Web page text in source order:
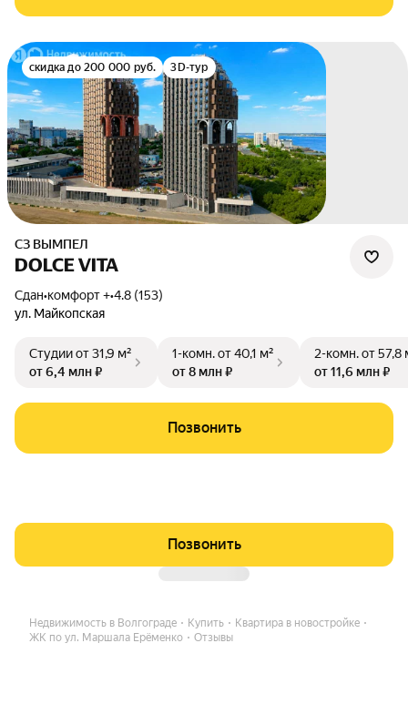
скидка до 200 000 руб. 3D-тур
СЗ ВЫМПЕЛ
DOLCE VITA
Сдан•комфорт +•4.8 (153)
ул. Майкопская
Студииот 31,9 м²
от 6,4 млн ₽
1-комн.от 40,1 м²
от 8 млн ₽
2-комн.от 57,8
от 11,6 млн ₽
Позвонить
Позвонить
Недвижимость в Волгограде Купить
Квартира в новостройке
ЖК по ул. Маршала Ерёменко
Отзывы